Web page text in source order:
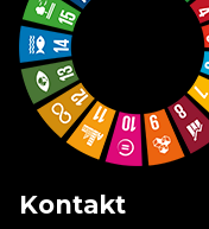
Kontakt